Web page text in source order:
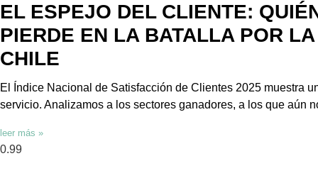
EL ESPEJO DEL CLIENTE:
PIERDE EN LA BATALLA POR
CHILE
El Índice Nacional de Satisfacción de Clientes 2025 muestra
servicio. Analizamos a los sectores ganadores, a los que aún
leer más »